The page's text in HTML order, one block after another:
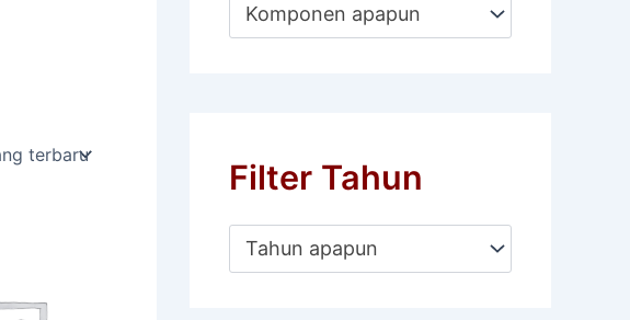
Komponen apapun
Filter Tahun
Tahun apapun